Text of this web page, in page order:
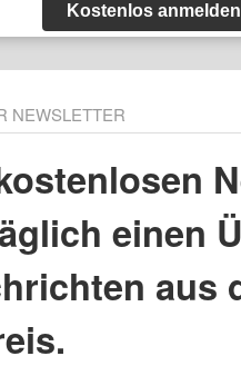
Kostenlos anmelden
NEWSLETTER
einen
aus